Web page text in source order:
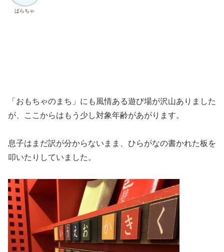
ばらちゃ
「おもちゃのまち」にも風情ある遊び場が沢山ありました
が、ここからはもう少し対象年齢があがります。
息子はまだ訳が分からないまま、ひらがなの書かれた板を
叩いたりしていました。